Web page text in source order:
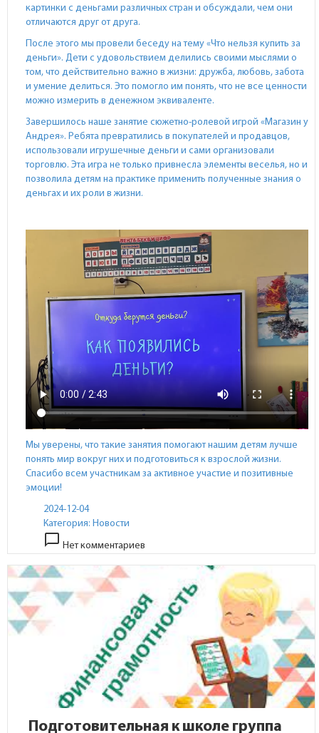
картинки с деньгами различных стран и обсуждали, чем они
отличаются друг от друга.
После этого мы провели беседу на тему «Что нельзя купить за
деньги». Дети с удовольствием делились своими мыслями о
том, что действительно важно в жизни: дружба, любовь, забота
и умение делиться. Это помогло им понять, что не все ценности
можно измерить в денежном эквиваленте.
Завершилось наше занятие сюжетно-ролевой игрой «Магазин у
Андрея». Ребята превратились в покупателей и продавцов,
использовали игрушечные деньги и сами организовали
торговлю. Эта игра не только привнесла элементы веселья, но и
позволила детям на практике применить полученные знания о
деньгах и их роли в жизни.
Мы уверены, что такие занятия помогают нашим детям лучше
понять мир вокруг них и подготовиться к взрослой жизни.
Спасибо всем участникам за активное участие и позитивные
эмоции!
2024-12-04
Категория: Новости
chat_bubble_outline Нет комментариев
Подготовительная к школе группа